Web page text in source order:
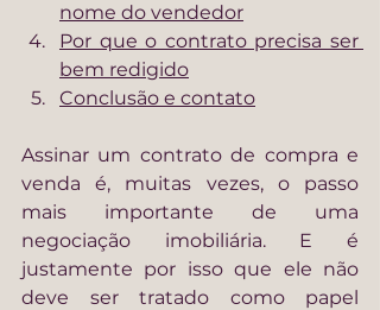
nome do vendedor
Por que o contrato precisa ser
bem redigido
Conclusão e contato
Assinar um contrato de compra e
venda é, muitas vezes, o passo
mais importante de uma
negociação imobiliária. E é
justamente por isso que ele não
deve ser tratado como papel